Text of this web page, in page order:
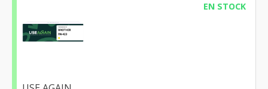
EN STOCK